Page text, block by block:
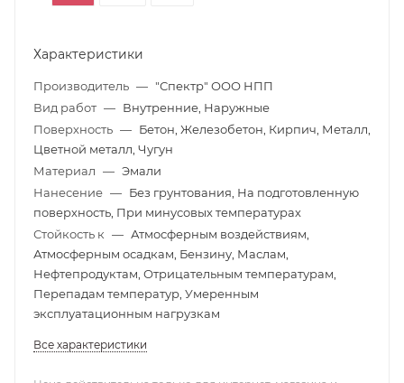
Характеристики
Производитель — "Спектр" ООО НПП
Вид работ — Внутренние, Наружные
Поверхность — Бетон, Железобетон, Кирпич, Металл,
Цветной металл, Чугун
Материал — Эмали
Нанесение — Без грунтования, На подготовленную
поверхность, При минусовых температурах
Стойкость к — Атмосферным воздействиям,
Атмосферным осадкам, Бензину, Маслам,
Нефтепродуктам, Отрицательным температурам,
Перепадам температур, Умеренным
эксплуатационным нагрузкам
Все характеристики